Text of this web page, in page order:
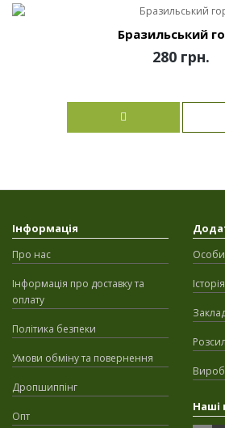
Бразильський
280 грн.
Інформація
Про нас
Інформація про доставку та
оплату
Політика безпеки
Умови обміну та повернення
Дропшиппінг
Опт
Наші